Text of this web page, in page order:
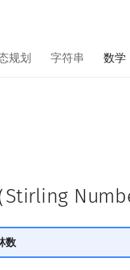
规划 字符串 数学
数